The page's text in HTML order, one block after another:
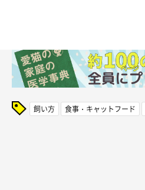
飼い方 食事・キャットフード